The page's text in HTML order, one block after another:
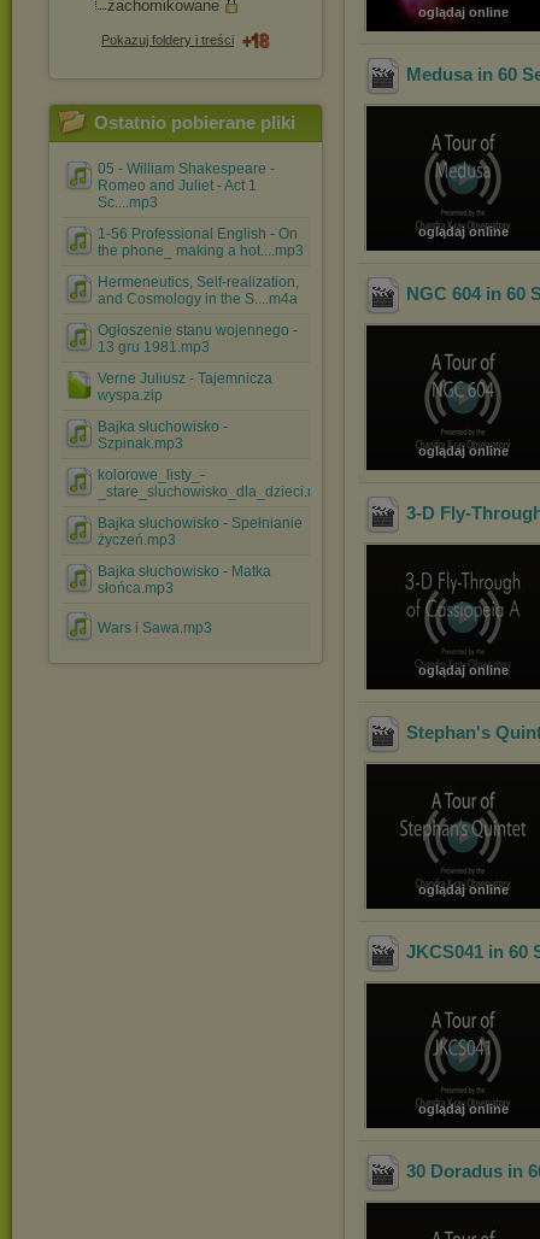
zachomikowane
Pokazuj foldery i treści
Ostatnio pobierane pliki
05 - William Shakespeare -
Romeo and Juliet - Act 1
Sc....mp3
1-56 Professional English - On
the phone_ making a hot....mp3
Hermeneutics, Self-realization,
and Cosmology in the S....m4a
Ogłoszenie stanu wojennego -
13 gru 1981.mp3
Verne Juliusz - Tajemnicza
wyspa.zip
Bajka słuchowisko -
Szpinak.mp3
kolorowe_listy_-
_stare_sluchowisko_dla_dzieci.mp3
Bajka słuchowisko - Spełnianie
życzeń.mp3
Bajka słuchowisko - Matka
słońca.mp3
Wars i Sawa.mp3
oglądaj online
Medusa in 60
oglądaj online
NGC 604 in 60
oglądaj online
3-D Fly-
oglądaj online
Stephan's
oglądaj online
JKCS041 in 60
oglądaj online
30 Doradus in